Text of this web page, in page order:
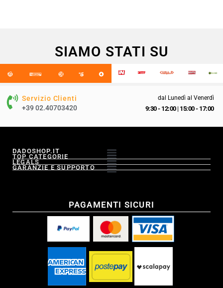
SIAMO STATI SU
Servizio Clienti
+39 02.40703420
dal Lunedì al Venerdì
9:30 - 12:00| 15:00 - 17:00
DADOSHOP.IT
TOP CATEGORIE
LEGALS
GARANZIE E SUPPORTO
PAGAMENTI SICURI